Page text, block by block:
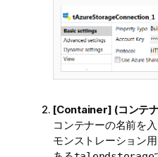
[Container] (コンテ
コンテナーの名前を
モンストレーション